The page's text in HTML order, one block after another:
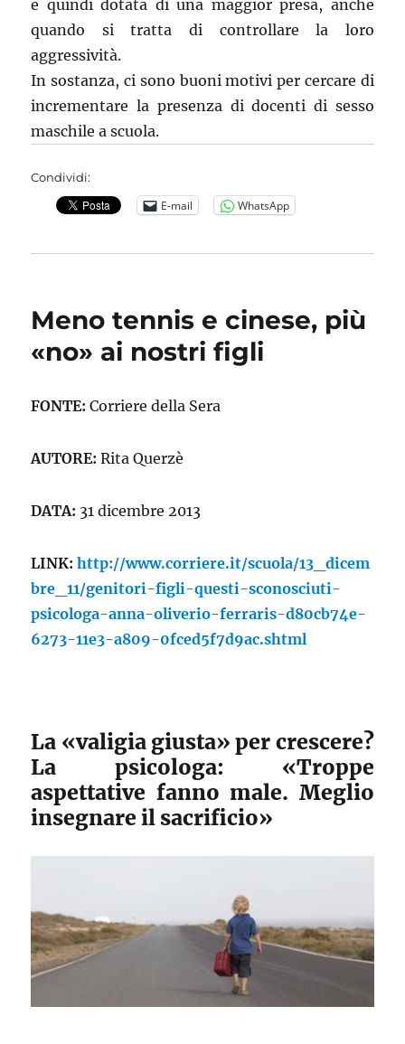
e quindi dotata di una maggior presa, anche
quando si tratta di controllare la loro
aggressività.
In sostanza, ci sono buoni motivi per cercare di
incrementare la presenza di docenti di sesso
maschile a scuola.
Condividi:
E-mail WhatsApp
Meno tennis e cinese, più
«no» ai nostri figli
FONTE: Corriere della Sera
AUTORE: Rita Querzè
DATA: 31 dicembre 2013
LINK:http://www.corriere.it/scuola/13_dicem
bre_11/genitori-figli-questi-sconosciuti-
psicologa-anna-oliverio-ferraris-d80cb74e-
6273-11e3-a809-0fced5f7d9ac.shtml
La «valigia giusta» per crescere?
La psicologa: «Troppe
aspettative fanno male. Meglio
insegnare il sacrificio»